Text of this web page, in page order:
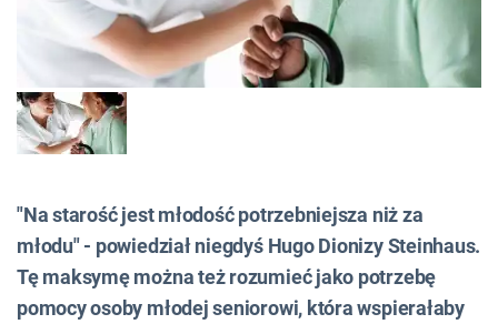
"Na starość jest młodość potrzebniejsza niż za
młodu" - powiedział niegdyś Hugo Dionizy Steinhaus.
Tę maksymę można też rozumieć jako potrzebę
pomocy osoby młodej seniorowi, która wspierałaby